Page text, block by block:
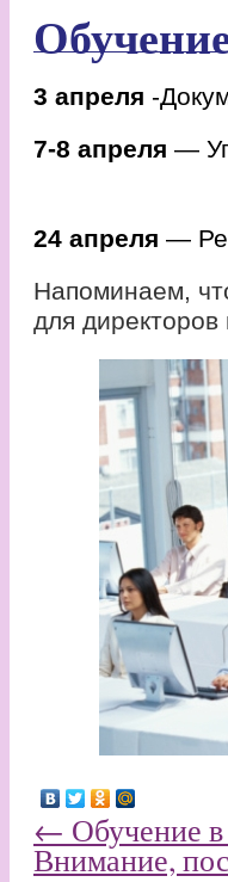
3 апреля -
7-8 апреля —
24 апреля —
Напоминаем,
для
← Обучение
Внимание,